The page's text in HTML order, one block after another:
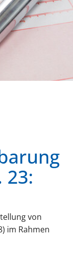
23:
von
im Rahmen